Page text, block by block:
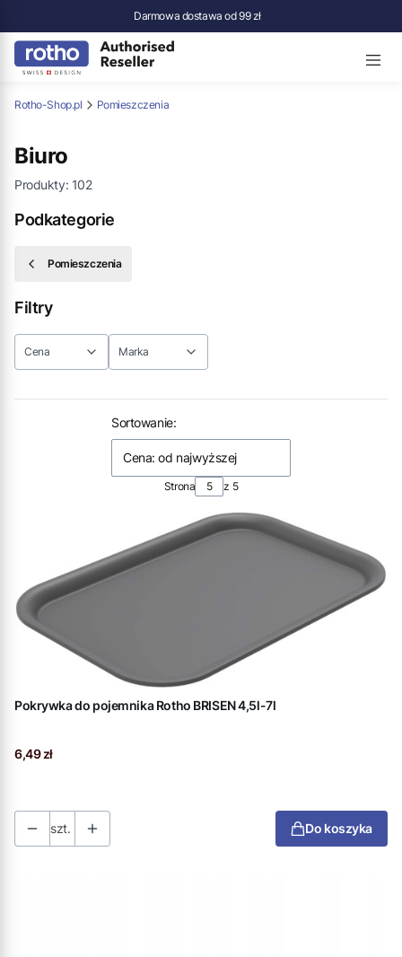
Darmowa dostawa od 99 zł
Rotho-Shop.pl Pomieszczenia
Biuro
Produkty: 102
Podkategorie
Pomieszczenia
Filtry
Cena Marka
Lista produktów
Sortowanie:
Cena: od najwyższej
Strona z 5
Pokrywka do pojemnika Rotho BRISEN 4,5l-7l
Cena
6,49 zł
szt. Do koszyka